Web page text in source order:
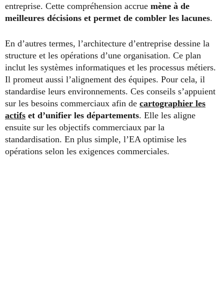
entreprise. Cette compréhension accrue mène à de
meilleures décisions et permet de combler les lacunes.
En d’autres termes, l’architecture d’entreprise dessine la
structure et les opérations d’une organisation. Ce plan
inclut les systèmes informatiques et les processus métiers.
Il promeut aussi l’alignement des équipes. Pour cela, il
standardise leurs environnements. Ces conseils s’appuient
sur les besoins commerciaux afin de cartographier les
actifs et d’unifier les départements. Elle les aligne
ensuite sur les objectifs commerciaux par la
standardisation. En plus simple, l’EA optimise les
opérations selon les exigences commerciales.